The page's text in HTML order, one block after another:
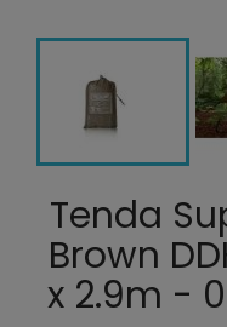
Tenda
Brown
x 2.9m -